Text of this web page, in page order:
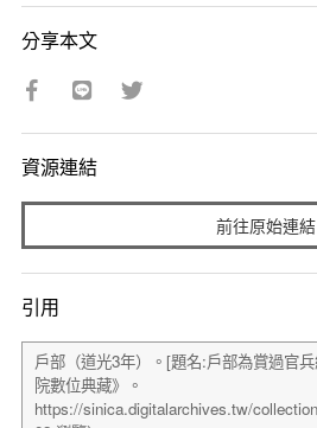
分享本文
資源連結
前往原始連結
引用